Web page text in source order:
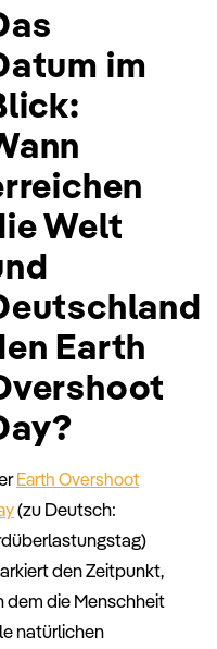
im
Welt
Earth
Earth Overshoot
(zu Deutsch:
den Zeitpunkt,
dem die Menschheit
natürlichen